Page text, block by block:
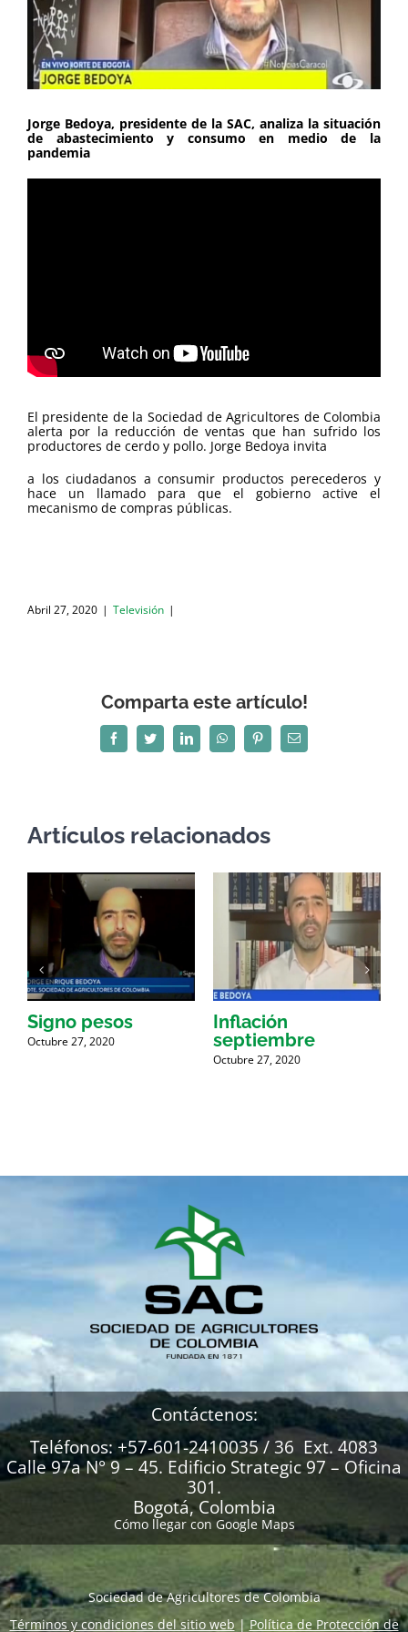
Jorge Bedoya, presidente de la SAC, analiza la situación
de abastecimiento y consumo en medio de la
pandemia
El presidente de la Sociedad de Agricultores de Colombia
alerta por la reducción de ventas que han sufrido los
productores de cerdo y pollo. Jorge Bedoya invita
a los ciudadanos a consumir productos perecederos y
hace un llamado para que el gobierno active el
mecanismo de compras públicas.
Abril 27, 2020 | Televisión |
Comparta este artículo!
FacebookTwitterLinkedInWhatsAppPinterestCorreo
electrónico
Artículos relacionados
Signo pesos
Octubre 27, 2020
Inflación
septiembre
Octubre 27, 2020
Contáctenos:
Teléfonos: +57-601-2410035 / 36 Ext. 4083
Calle 97a N° 9 – 45. Edificio Strategic 97 – Oficina
301.
Bogotá, Colombia
Cómo llegar con Google Maps
Sociedad de Agricultores de Colombia
Términos y condiciones del sitio web|Política de Protección de